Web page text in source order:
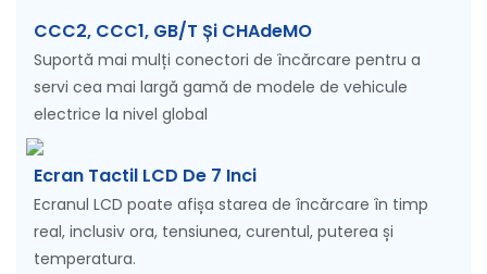
CCC2, CCC1, GB/T Și CHAdeMO
Suportă mai mulți conectori de încărcare pentru a
servi cea mai largă gamă de modele de vehicule
electrice la nivel global
Ecran Tactil LCD De 7 Inci
Ecranul LCD poate afișa starea de încărcare în timp
real, inclusiv ora, tensiunea, curentul, puterea și
temperatura.